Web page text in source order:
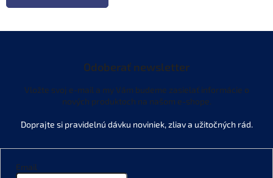
Odoberať newsletter
Vložte svoj e-mail a my Vám budeme zasielať informácie o
nových produktoch na našom e-shope.
Email